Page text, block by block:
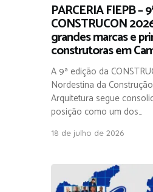
PARCERIA FIEPB –
CONSTRUCON
grandes marcas e
construtoras em
A 9ª edição da
Nordestina da
Arquitetura segue
posição como um dos…
18 de julho de 2026